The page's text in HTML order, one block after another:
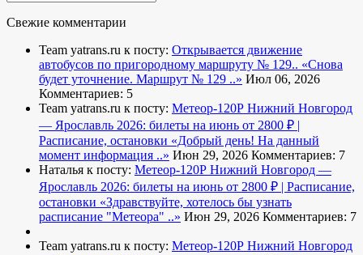
Свежие комментарии
Team yatrans.ru к посту: Открывается движение
автобусов по пригородному маршруту № 129.. «Снова
будет уточнение. Маршрут № 129 ..» Июл 06, 2026
Комментариев: 5
Team yatrans.ru к посту: Метеор-120Р Нижний Новгород
— Ярославль 2026: билеты на июнь от 2800 ₽ |
Расписание, остановки «Добрый день! На данный
момент информация ..» Июн 29, 2026 Комментариев: 7
Наталья к посту: Метеор-120Р Нижний Новгород —
Ярославль 2026: билеты на июнь от 2800 ₽ | Расписание,
остановки «Здравствуйте, хотелось бы узнать
расписание "Метеора" ..» Июн 29, 2026 Комментариев: 7
Team yatrans.ru к посту: Метеор-120Р Нижний Новгород